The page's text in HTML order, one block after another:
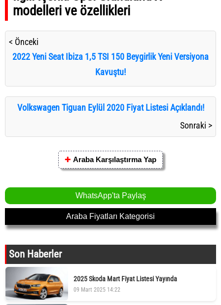
modelleri ve özellikleri
< Önceki
2022 Yeni Seat Ibiza 1,5 TSI 150 Beygirlik Yeni Versiyona
Kavuştu!
Volkswagen Tiguan Eylül 2020 Fiyat Listesi Açıklandı!
Sonraki >
✚ Araba Karşılaştırma Yap
WhatsApp'ta Paylaş
Araba Fiyatları Kategorisi
Son Haberler
2025 Skoda Mart Fiyat Listesi Yayında
09 Mart 2025 14:22